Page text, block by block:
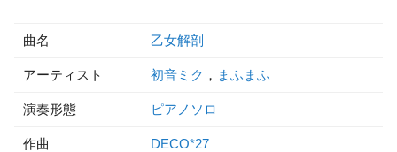
曲名 乙女解剖
アーティスト 初音ミク ， まふまふ
演奏形態 ピアノソロ
作曲 DECO*27